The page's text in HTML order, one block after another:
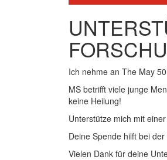
Ich nehme an The May
MS betrifft viele junge
keine Heilung!
Unterstütze mich mit
Deine Spende hilft bei
Vielen Dank für deine